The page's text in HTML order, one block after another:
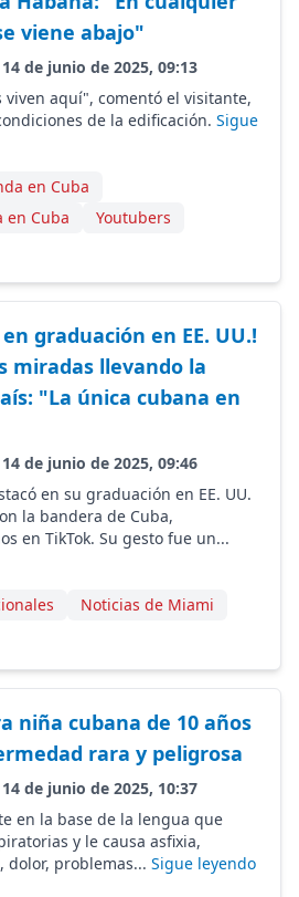
viene abajo"
de junio de 2025, 09:13
aquí", comentó el visitante,
de la edificación. Sigue
en Cuba
en Cuba
Youtubers
graduación en EE. UU.!
miradas llevando la
"La única cubana en
de junio de 2025, 09:46
en su graduación en EE. UU.
la bandera de Cuba,
en TikTok. Su gesto fue un...
Noticias de Miami
niña cubana de 10 años
rara y peligrosa
de junio de 2025, 10:37
en la base de la lengua que
y le causa asfixia,
dolor, problemas... Sigue leyendo